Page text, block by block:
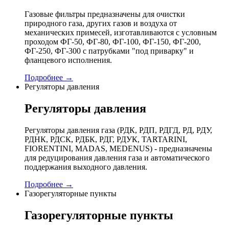
Газовые фильтры предназначены для очистки
природного газа, других газов и воздуха от
механических примесей, изготавливаются с условным
проходом ФГ-50, ФГ-80, ФГ-100, ФГ-150, ФГ-200,
ФГ-250, ФГ-300 с патрубками "под приварку" и
фланцевого исполнения.
Подробнее →
Регуляторы давления
Регуляторы давления
Регуляторы давления газа (РДК, РДП, РДГД, РД, РДУ,
РДНК, РДСК, РДБК, РДГ, РДУК, TARTARINI,
FIORENTINI, MADAS, MEDENUS) - предназначены
для редуцирования давления газа и автоматического
поддержания выходного давления.
Подробнее →
Газорегуляторные пункты
Газорегуляторные пункты